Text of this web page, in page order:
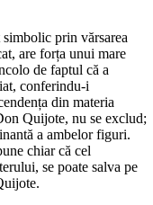
prin vărsarea
are forța unui mare
de faptul că a
conferindu-i
din materia
Quijote, nu se exclud;
a ambelor figuri.
chiar că cel
se poate salva pe